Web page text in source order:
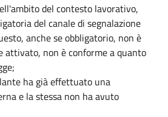
del contesto lavorativo,
del canale di segnalazione
anche se obbligatorio, non è
attivato, non è conforme a quanto
ha già effettuato una
e la stessa non ha avuto